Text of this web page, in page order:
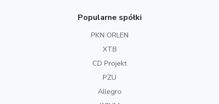
Popularne spółki
PKN ORLEN
XTB
CD Projekt
PZU
Allegro